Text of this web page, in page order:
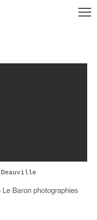
Deauville
Baron photographies